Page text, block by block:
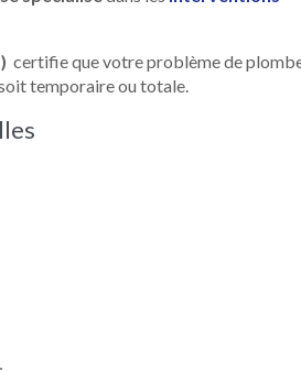
certifie que votre problème de
temporaire ou totale.